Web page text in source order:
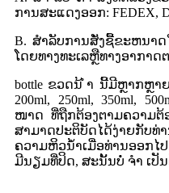
ການສະແດງອອກ: FEDEX,
B. ສໍາລັບການສັ່ງຊື້ຂະຫນາ
ໂດຍທາງທະເລຫຼືທາງອາກາ
bottle ຂວດນ້ ຳ ນີ້ມີຫຼາກຫຼາ
200ml, 250ml, 350ml,
ໜາດ ທີ່ຖືກຕ້ອງຕາມຄວາມ
ສາມາດປະຕິບັດໄດ້ງ່າຍກັບທ່
ຄວາມຫິວນໍ້າເມື່ອທ່ານອອກ
ມີນຽມທີ່ປິດ, ສະນັ້ນບໍ່ ຈຳ ເປັ